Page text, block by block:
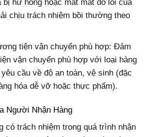
bị hư hỏng hoặc mất mát do lỗi của
chịu trách nhiệm bồi thường theo
tiện vận chuyển phù hợp:Đảm
vận chuyển phù hợp với loại hàng
cầu về độ an toàn, vệ sinh (đặc
hóa dễ vỡ hoặc thực phẩm).
Người Nhận Hàng
có trách nhiệm trong quá trình nhận